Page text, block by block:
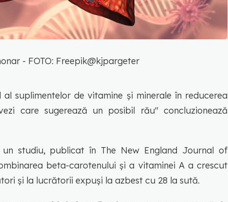
- FOTO: Freepik@kjpargeter
suplimentelor de vitamine și minerale în reducerea
care sugerează un posibil rău" concluzionează
studiu, publicat în The New England Journal of
beta-carotenului și a vitaminei A a crescut
și la lucrătorii expuși la azbest cu 28 la sută.